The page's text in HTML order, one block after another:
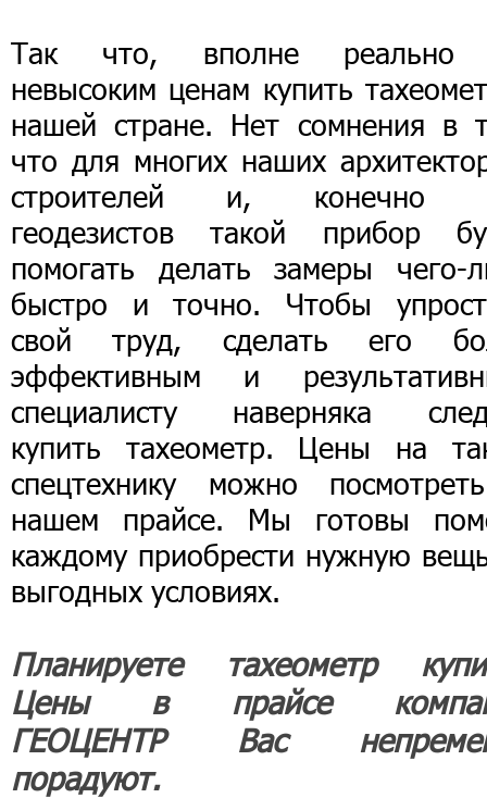
Так что, вполне реально
невысоким ценам купить
нашей стране. Нет сомнения в
что для многих наших
строителей и, конечно
геодезистов такой прибор
помогать делать замеры чего-
быстро и точно. Чтобы
свой труд, сделать его
эффективным и
специалисту наверняка
купить тахеометр. Цены на
спецтехнику можно
нашем прайсе. Мы готовы
каждому приобрести нужную
выгодных условиях.
Планируете тахеометр
Цены в прайсе
ГЕОЦЕНТР Вас
порадуют.